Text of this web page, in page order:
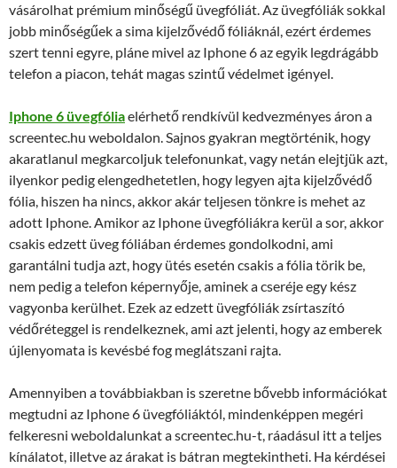
vásárolhat prémium minőségű üvegfóliát. Az üvegfóliák sokkal
jobb minőségűek a sima kijelzővédő fóliáknál, ezért érdemes
szert tenni egyre, pláne mivel az Iphone 6 az egyik legdrágább
telefon a piacon, tehát magas szintű védelmet igényel.
Iphone 6 üvegfóliaelérhető rendkívül kedvezményes áron a
screentec.hu weboldalon. Sajnos gyakran megtörténik, hogy
akaratlanul megkarcoljuk telefonunkat, vagy netán elejtjük azt,
ilyenkor pedig elengedhetetlen, hogy legyen ajta kijelzővédő
fólia, hiszen ha nincs, akkor akár teljesen tönkre is mehet az
adott Iphone. Amikor az Iphone üvegfóliákra kerül a sor, akkor
csakis edzett üveg fóliában érdemes gondolkodni, ami
garantálni tudja azt, hogy ütés esetén csakis a fólia törik be,
nem pedig a telefon képernyője, aminek a cseréje egy kész
vagyonba kerülhet. Ezek az edzett üvegfóliák zsírtaszító
védőréteggel is rendelkeznek, ami azt jelenti, hogy az emberek
újlenyomata is kevésbé fog meglátszani rajta.
Amennyiben a továbbiakban is szeretne bővebb információkat
megtudni az Iphone 6 üvegfóliáktól, mindenképpen megéri
felkeresni weboldalunkat a screentec.hu-t, ráadásul itt a teljes
kínálatot, illetve az árakat is bátran megtekintheti. Ha kérdései